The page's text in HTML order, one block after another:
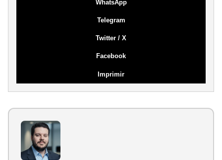
WhatsApp
Telegram
Twitter / X
Facebook
Imprimir